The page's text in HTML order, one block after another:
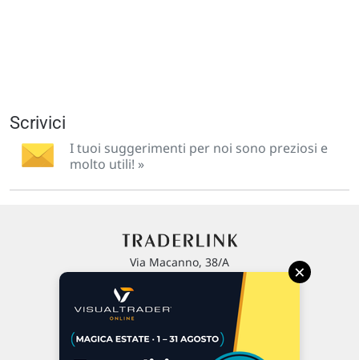
Scrivici
I tuoi suggerimenti per noi sono preziosi e
molto utili! »
Via Macanno, 38/A
P.IVA 02 452 460 401
Chi siamo
×